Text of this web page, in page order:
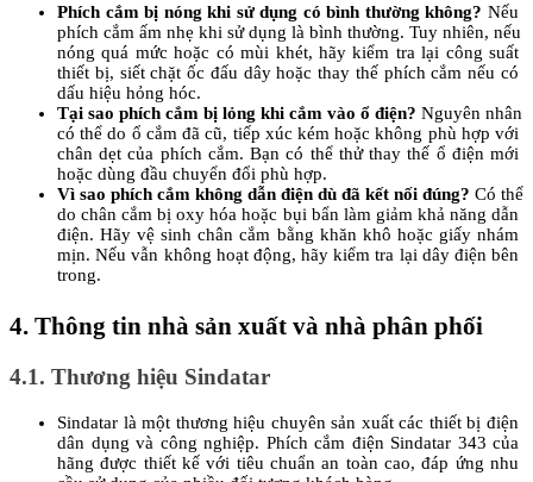
Phích cắm bị nóng khi sử dụng có bình thường không? Nếu
phích cắm ấm nhẹ khi sử dụng là bình thường. Tuy nhiên, nếu
nóng quá mức hoặc có mùi khét, hãy kiểm tra lại công suất
thiết bị, siết chặt ốc đấu dây hoặc thay thế phích cắm nếu có
dấu hiệu hỏng hóc.
Tại sao phích cắm bị lỏng khi cắm vào ổ điện? Nguyên nhân
có thể do ổ cắm đã cũ, tiếp xúc kém hoặc không phù hợp với
chân dẹt của phích cắm. Bạn có thể thử thay thế ổ điện mới
hoặc dùng đầu chuyển đổi phù hợp.
Vì sao phích cắm không dẫn điện dù đã kết nối đúng? Có thể
do chân cắm bị oxy hóa hoặc bụi bẩn làm giảm khả năng dẫn
điện. Hãy vệ sinh chân cắm bằng khăn khô hoặc giấy nhám
mịn. Nếu vẫn không hoạt động, hãy kiểm tra lại dây điện bên
trong.
4. Thông tin nhà sản xuất và nhà phân phối
4.1. Thương hiệu Sindatar
Sindatar là một thương hiệu chuyên sản xuất các thiết bị điện
dân dụng và công nghiệp. Phích cắm điện Sindatar 343 của
hãng được thiết kế với tiêu chuẩn an toàn cao, đáp ứng nhu